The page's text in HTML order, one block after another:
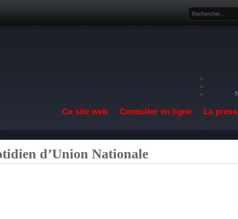
Ce site web Consulter en ligne La
d’Union Nationale